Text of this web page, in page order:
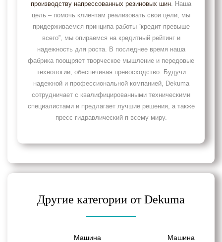
производству напрессованных резиновых шин. Наша
цель – помочь клиентам реализовать свои цели, мы
придерживаемся принципа работы “кредит превыше
всего”, мы опираемся на кредитный рейтинг и
надежность для роста. В последнее время наша
фабрика поощряет творческое мышление и передовые
технологии, обеспечивая превосходство. Будучи
надежной и профессиональной компанией, Dekuma
сотрудничает с квалифицированными техническими
специалистами и предлагает лучшие решения, а также
пресс гидравлический п всему миру.
Другие категории от Dekuma
Машина
Машина